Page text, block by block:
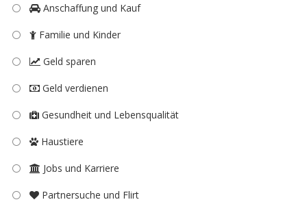
Anschaffung und Kauf
Familie und Kinder
Geld sparen
Geld verdienen
Gesundheit und Lebensqualität
Haustiere
Jobs und Karriere
Partnersuche und Flirt